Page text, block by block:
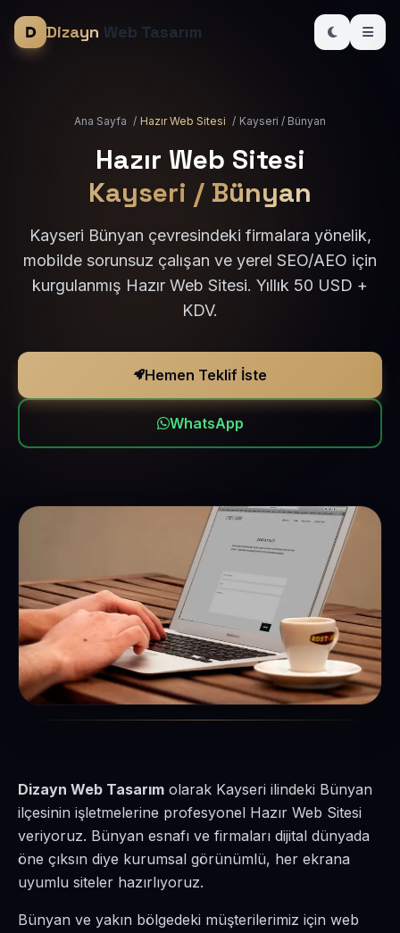
Dizayn Web Tasarım
Ana Sayfa / Hazır Web Sitesi / Kayseri / Bünyan
Hazır Web Sitesi
Kayseri / Bünyan
Kayseri Bünyan çevresindeki firmalara yönelik,
mobilde sorunsuz çalışan ve yerel SEO/AEO için
kurgulanmış Hazır Web Sitesi. Yıllık 50 USD +
KDV.
Hemen Teklif İste
WhatsApp
Dizayn Web Tasarım olarak Kayseri ilindeki Bünyan
ilçesinin işletmelerine profesyonel Hazır Web Sitesi
veriyoruz. Bünyan esnafı ve firmaları dijital dünyada
öne çıksın diye kurumsal görünümlü, her ekrana
uyumlu siteler hazırlıyoruz.
Bünyan ve yakın bölgedeki müşterilerimiz için web